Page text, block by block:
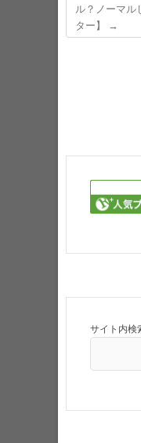
ル？ノーマル
ター】
→
サイト内検